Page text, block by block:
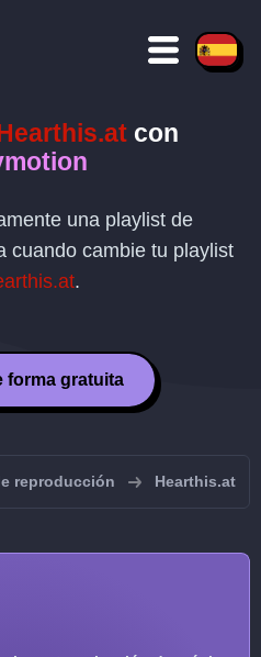
con
una playlist de
cuando cambie tu playlist
.
forma gratuita
reproducción Hearthis.at